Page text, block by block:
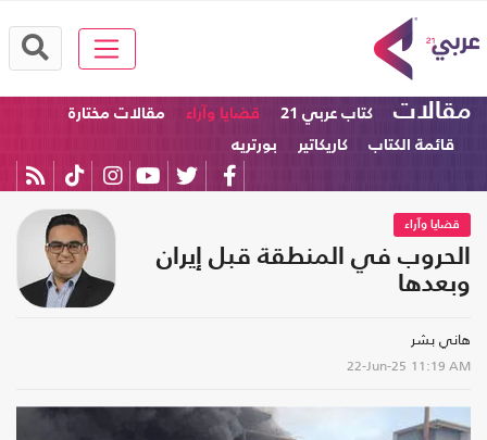
مقالات كتاب عربي 21 قضايا وآراء
مقالات مختارة
قائمة الكتاب
كاريكاتير بورتريه
قضايا وآراء
الحروب في المنطقة قبل إيران
وبعدها
هاني بشر
22-Jun-25 11:19 AM